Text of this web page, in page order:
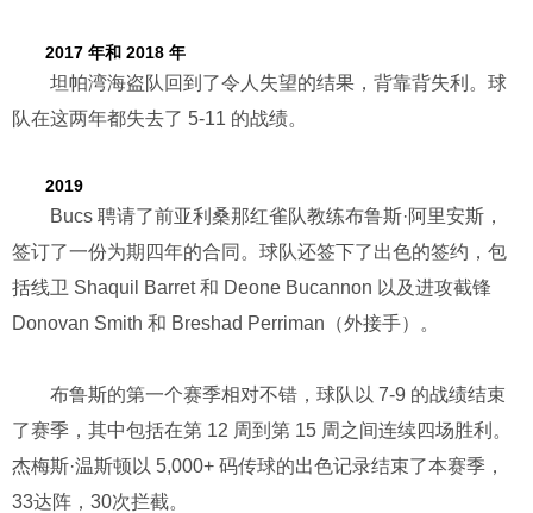
2017 年和 2018 年
坦帕湾海盗队回到了令人失望的结果，背靠背失利。球
队在这两年都失去了 5-11 的战绩。
2019
Bucs 聘请了前亚利桑那红雀队教练布鲁斯·阿里安斯，
签订了一份为期四年的合同。球队还签下了出色的签约，包
括线卫 Shaquil Barret 和 Deone Bucannon 以及进攻截锋
Donovan Smith 和 Breshad Perriman（外接手）。
布鲁斯的第一个赛季相对不错，球队以 7-9 的战绩结束
了赛季，其中包括在第 12 周到第 15 周之间连续四场胜利。
杰梅斯·温斯顿以 5,000+ 码传球的出色记录结束了本赛季，
33达阵，30次拦截。